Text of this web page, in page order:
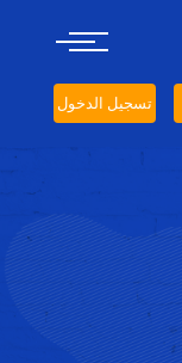
تسجيل الدخول